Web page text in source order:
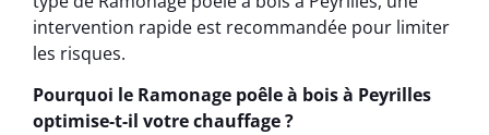
intervention rapide est recommandée pour limiter
les risques.
Pourquoi le Ramonage poêle à bois à Peyrilles
optimise-t-il votre chauffage ?